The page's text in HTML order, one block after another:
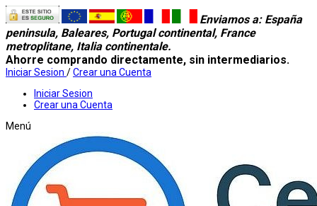
Enviamos a: España
peninsula, Baleares, Portugal continental, France
metroplitane, Italia continentale.
Ahorre comprando directamente, sin intermediarios.
Iniciar Sesion /Crear una Cuenta
Iniciar Sesion
Crear una Cuenta
Menú